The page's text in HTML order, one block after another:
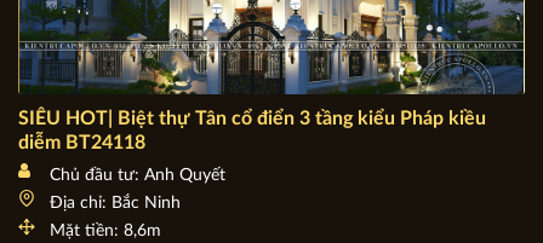
SIÊU HOT| Biệt thự Tân cổ điển 3 tầng kiểu Pháp kiều
diễm BT24118
Chủ đầu tư: Anh Quyết
Địa chỉ: Bắc Ninh
Mặt tiền: 8,6m